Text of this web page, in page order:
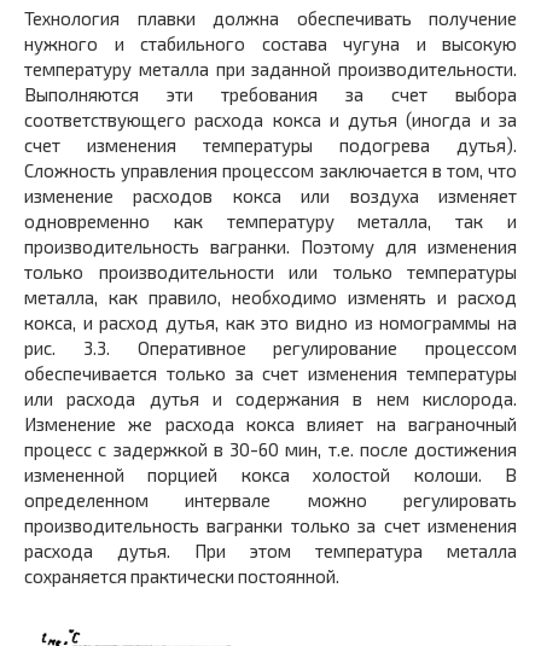
Технология плавки должна обеспечивать получение
нужного и стабильного состава чугуна и высокую
температуру металла при заданной производительности.
Выполняются эти требования за счет выбора
соответствующего расхода кокса и дутья (иногда и за
счет изменения температуры подогрева дутья).
Сложность управления процессом заключается в том, что
изменение расходов кокса или воздуха изменяет
одновременно как температуру металла, так и
производительность вагранки. Поэтому для изменения
только производительности или только температуры
металла, как правило, необходимо изменять и расход
кокса, и расход дутья, как это видно из номограммы на
рис. 3.3. Оперативное регулирование процессом
обеспечивается только за счет изменения температуры
или расхода дутья и содержания в нем кислорода.
Изменение же расхода кокса влияет на ваграночный
процесс с задержкой в 30-60 мин, т.е. после достижения
измененной порцией кокса холостой колоши. В
определенном интервале можно регулировать
производительность вагранки только за счет изменения
расхода дутья. При этом температура металла
сохраняется практически постоянной.